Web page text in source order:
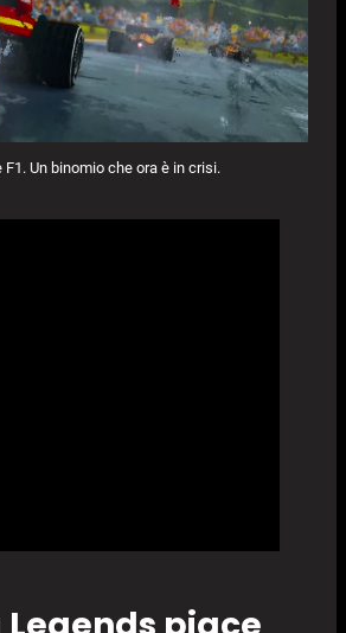
F1. Un binomio che ora è in crisi.